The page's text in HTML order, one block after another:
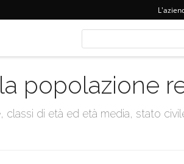
popolazione
di età ed età media, stato